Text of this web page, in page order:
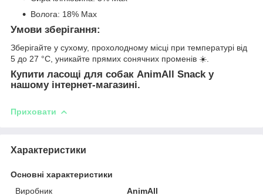
Волога: 18% Max
Умови зберігання:
Зберігайте у сухому, прохолодному місці при температурі від
5 до 27 °С, уникайте прямих сонячних променів ☀️.
Купити ласощі для собак AnimAll Snack у
нашому інтернет-магазині.
Приховати
Характеристики
Основні характеристики
Виробник
AnimAll